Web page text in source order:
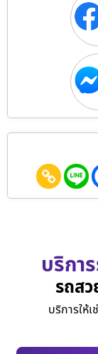
บริกา
รถส
บริการให้